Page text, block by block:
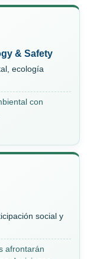
& Safety
ecología
con
social y
afrontarán